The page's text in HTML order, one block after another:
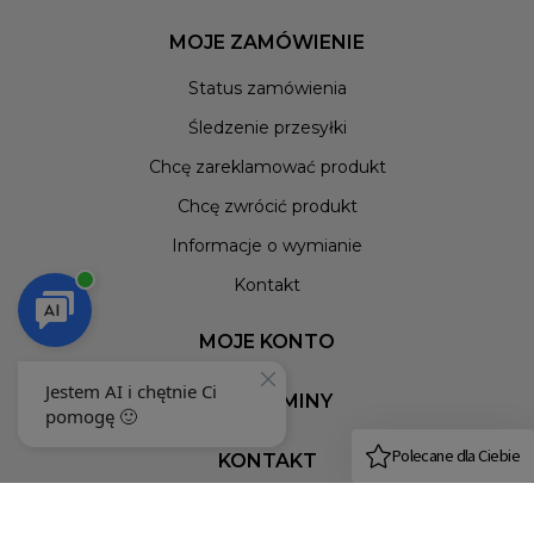
MOJE ZAMÓWIENIE
Status zamówienia
Śledzenie przesyłki
Chcę zareklamować produkt
Chcę zwrócić produkt
Informacje o wymianie
Kontakt
MOJE KONTO
REGULAMINY
KONTAKT